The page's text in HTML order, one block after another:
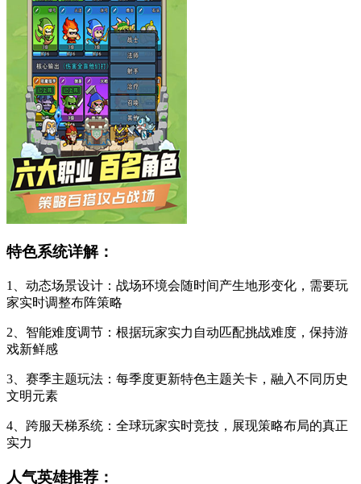
特色系统详解：
1、动态场景设计：战场环境会随时间产生地形变化，需要玩
家实时调整布阵策略
2、智能难度调节：根据玩家实力自动匹配挑战难度，保持游
戏新鲜感
3、赛季主题玩法：每季度更新特色主题关卡，融入不同历史
文明元素
4、跨服天梯系统：全球玩家实时竞技，展现策略布局的真正
实力
人气英雄推荐：